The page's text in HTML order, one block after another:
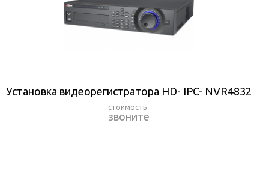
Установка видеорегистратора HD- IPC- NVR4832
звоните